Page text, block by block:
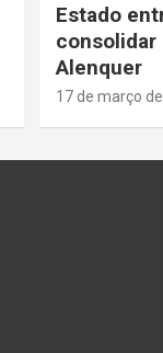
Estado
consolidar
Alenquer
17 de março